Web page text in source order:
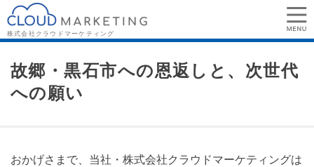
故郷・黒石市への恩返しと、次世代
への願い
おかげさまで、当社・株式会社クラウドマーケティングは